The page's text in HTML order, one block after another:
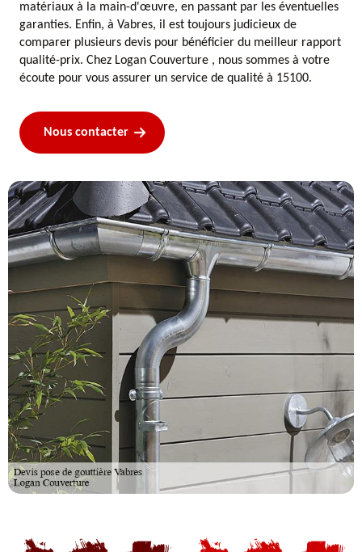
matériaux à la main-d'œuvre, en passant par les éventuelles
garanties. Enfin, à Vabres, il est toujours judicieux de
comparer plusieurs devis pour bénéficier du meilleur rapport
qualité-prix. Chez Logan Couverture , nous sommes à votre
écoute pour vous assurer un service de qualité à 15100.
Nous contacter